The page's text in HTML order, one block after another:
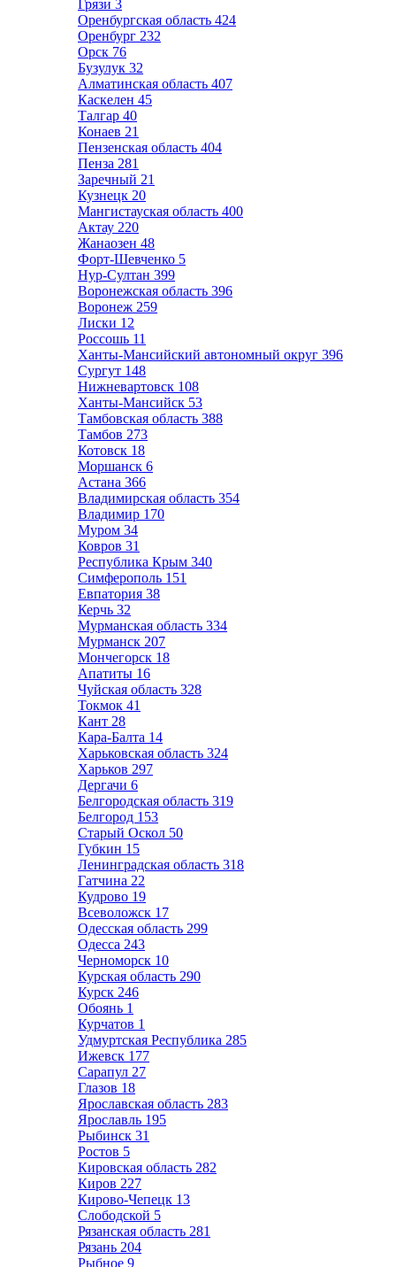
Грязи 3
Оренбургская область 424
Оренбург 232
Орск 76
Бузулук 32
Алматинская область 407
Каскелен 45
Талгар 40
Конаев 21
Пензенская область 404
Пенза 281
Заречный 21
Кузнецк 20
Мангистауская область 400
Актау 220
Жанаозен 48
Форт-Шевченко 5
Нур-Султан 399
Воронежская область 396
Воронеж 259
Лиски 12
Россошь 11
Ханты-Мансийский автономный округ 396
Сургут 148
Нижневартовск 108
Ханты-Мансийск 53
Тамбовская область 388
Тамбов 273
Котовск 18
Моршанск 6
Астана 366
Владимирская область 354
Владимир 170
Муром 34
Ковров 31
Республика Крым 340
Симферополь 151
Евпатория 38
Керчь 32
Мурманская область 334
Мурманск 207
Мончегорск 18
Апатиты 16
Чуйская область 328
Токмок 41
Кант 28
Кара-Балта 14
Харьковская область 324
Харьков 297
Дергачи 6
Белгородская область 319
Белгород 153
Старый Оскол 50
Губкин 15
Ленинградская область 318
Гатчина 22
Кудрово 19
Всеволожск 17
Одесская область 299
Одесса 243
Черноморск 10
Курская область 290
Курск 246
Обоянь 1
Курчатов 1
Удмуртская Республика 285
Ижевск 177
Сарапул 27
Глазов 18
Ярославская область 283
Ярославль 195
Рыбинск 31
Ростов 5
Кировская область 282
Киров 227
Кирово-Чепецк 13
Слободской 5
Рязанская область 281
Рязань 204
Рыбное 9